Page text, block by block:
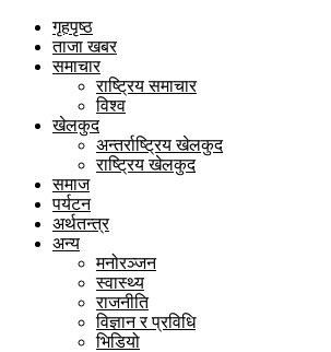
गृहपृष्ठ
ताजा खबर
समाचार
राष्ट्रिय समाचार
विश्व
खेलकुद
अन्तर्राष्ट्रिय खेलकुद
राष्ट्रिय खेलकुद
समाज
पर्यटन
अर्थतन्त्र
अन्य
मनोरञ्जन
स्वास्थ्य
राजनीति
विज्ञान र प्रविधि
भिडियो